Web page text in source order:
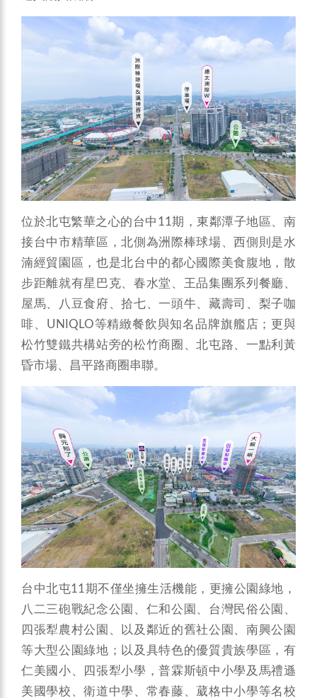
位於北屯繁華之心的台中11期，東鄰潭子地區、南
接台中市精華區，北側為洲際棒球場、西側則是水
湳經貿園區，也是北台中的都心國際美食腹地，散
步距離就有星巴克、春水堂、王品集團系列餐廳、
屋馬、八豆食府、拾七、一頭牛、藏壽司、梨子咖
啡、UNIQLO等精緻餐飲與知名品牌旗艦店；更與
松竹雙鐵共構站旁的松竹商圈、北屯路、一點利黃
昏市場、昌平路商圈串聯。
台中北屯11期不僅坐擁生活機能，更擁公園綠地，
八二三砲戰紀念公園、仁和公園、台灣民俗公園、
四張犁農村公園、以及鄰近的舊社公園、南興公園
等大型公園綠地；以及具特色的優質貴族學區，有
仁美國小、四張犁小學，普霖斯頓中小學及馬禮遜
美國學校、衛道中學、常春藤、葳格中小學等名校